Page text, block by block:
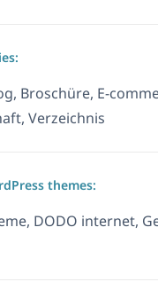
Broschüre, E-
Verzeichnis
themes:
DODO internet,